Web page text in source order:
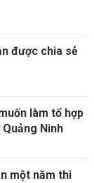
được chia sẻ
làm tổ hợp
Ninh
một năm thi